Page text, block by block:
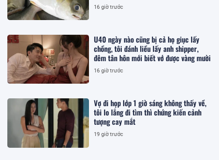
16 giờ trước
U40 ngày nào cũng bị cả họ giục lấy
chồng, tôi đánh liều lấy anh shipper,
đêm tân hôn mới biết vớ được vàng mười
16 giờ trước
Vợ đi họp lớp 1 giờ sáng không thấy về,
tôi lo lắng đi tìm thì chứng kiến cảnh
tượng cay mắt
19 giờ trước